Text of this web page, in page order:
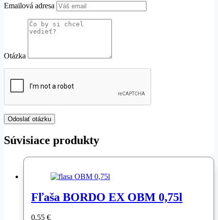
Emailová adresa
Otázka
Súvisiace produkty
Fľaša BORDO EX OBM 0,75l
0,55 €